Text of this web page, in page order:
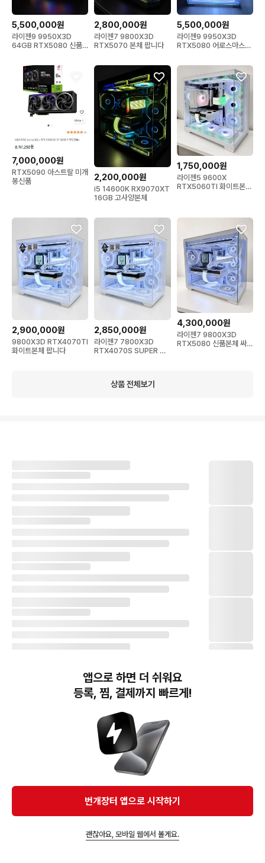
앱에서 구매하기
5,500,000원
라이젠9 9950X3D
64GB RTX5080 신품
2,800,000원
라이젠7 9800X3D
RTX5070 본체 팝니다
5,500,000원
라이젠9 9950X3D
RTX5080 어로스마스터
7,000,000원
RTX5090 아스트랄 미개
봉신품
2,200,000원
i5 14600K RX9070XT
16GB 고사양본체
1,750,000원
라이젠5 9600X
RTX5060TI 화이트본체
2,900,000원
9800X3D RTX4070TI
화이트본체 팝니다
2,850,000원
라이젠7 7800X3D
RTX4070S SUPER 화
4,300,000원
라이젠7 9800X3D
RTX5080 신품본체 싸게
상품 전체보기
번개장터(주) 사업자정보, 이용약관 및 기타 법적고지
번개장터㈜는 통신판매중개자이며, 통신판매의 당사자가 아닙니다. 전자상거래 등에서의
소비자보호에 관한 법률 등 관련 법령 및 번개장터㈜의 약관에 따라 상품, 상품정보, 거래에 관한 책임은
개별 판매자에게 귀속하고, 번개장터㈜는 원칙적으로 회원간 거래에 대하여 책임을 지지 않습니다.
다만, 번개장터㈜가 직접 판매하는 상품에 대한 책임은 번개장터㈜에게 귀속합니다.
APP 다운로드
앱으로 하면 더 쉬워요
등록, 찜, 결제까지 빠르게!
번개장터 앱으로 시작하기
괜찮아요, 모바일 웹에서 볼게요.